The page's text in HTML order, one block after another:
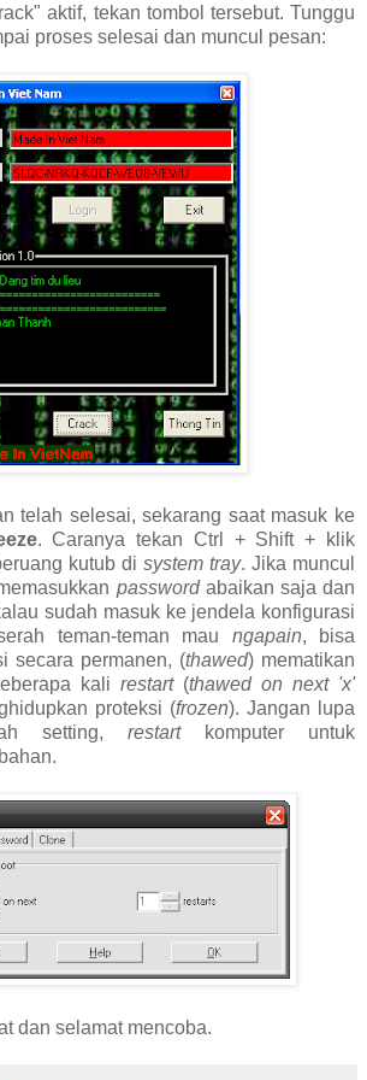
aktif, tekan tombol tersebut. Tunggu
proses selesai dan muncul pesan:
telah selesai, sekarang saat masuk ke
. Caranya tekan Ctrl + Shift + klik
kutub di system tray. Jika muncul
passwordabaikan saja dan
sudah masuk ke jendela konfigurasi
teman-teman mau ngapain, bisa
secara permanen, (thawed) mematikan
kali restart (thawed on next 'x'
proteksi (frozen). Jangan lupa
setting, restart
komputer untuk
dan selamat mencoba.